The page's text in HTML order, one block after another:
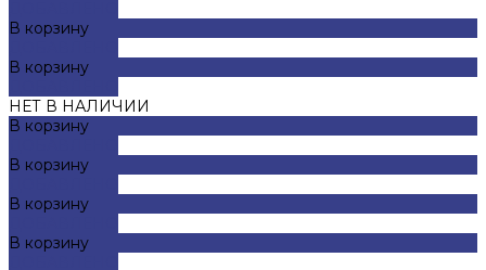
В корзину
В корзину
НЕТ В НАЛИЧИИ
В корзину
В корзину
В корзину
В корзину